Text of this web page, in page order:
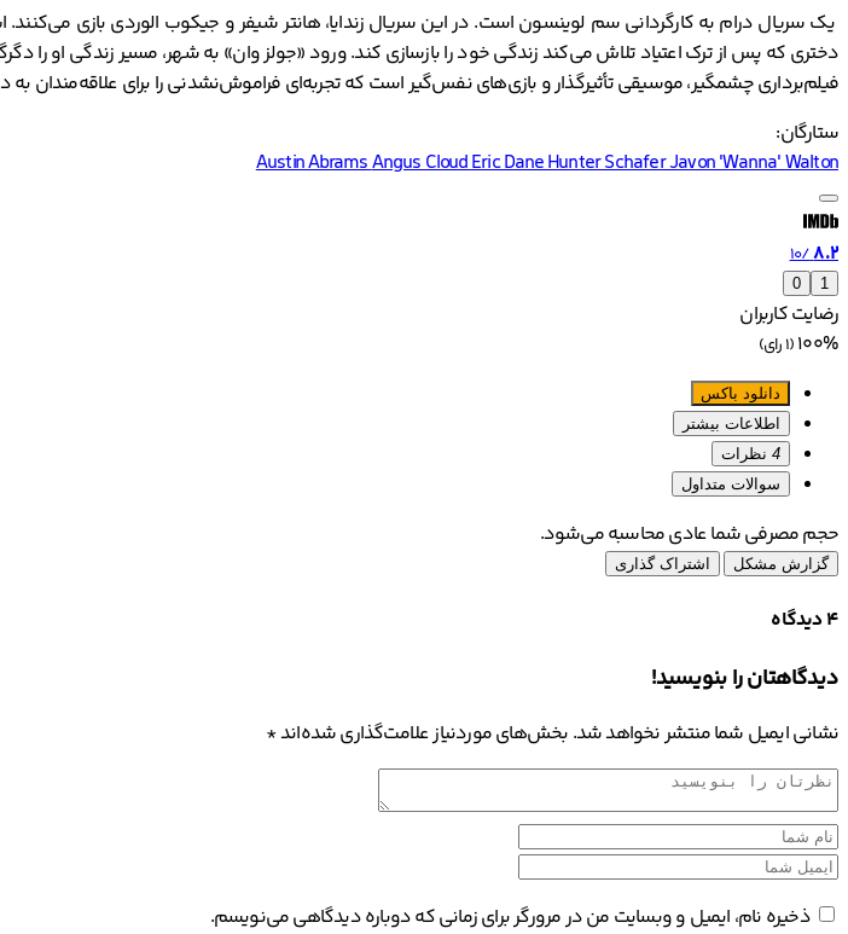
یک سریال درام به کارگردانی سم لوینسون است. در این سریال زندایا، هانتر شیفر و جیکوب الوردی بازی
دختری که پس از ترک اعتیاد تلاش می‌کند زندگی خود را بازسازی کند. ورود «جولز وان» به شهر، مسیر زندگی او را
فیلم‌برداری چشمگیر، موسیقی تأثیرگذار و بازی‌های نفس‌گیر است که تجربه‌ای فراموش‌نشدنی را برای علاقه‌مندان
ستارگان:
Austin AbramsAngus CloudEric DaneHunter SchaferJavon 'Wanna' Walton
8.2
/10
1
0
رضایت کاربران
100% (1 رای)
دانلود باکس
اطلاعات بیشتر
4 نظرات
سوالات متداول
حجم مصرفی شما عادی محاسبه می‌شود.
گزارش مشکل اشتراک گذاری
4 دیدگاه
دیدگاهتان را بنویسید!
نشانی ایمیل شما منتشر نخواهد شد. بخش‌های موردنیاز علامت‌گذاری شده‌اند*
ذخیره نام، ایمیل و وبسایت من در مرورگر برای زمانی که دوباره دیدگاهی می‌نویسم.